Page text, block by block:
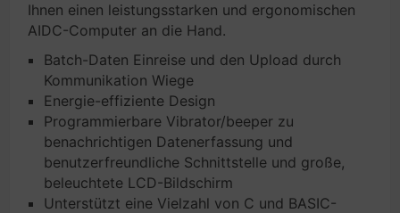
Ihnen einen leistungsstarken und ergonomischen
AIDC-Computer an die Hand.
Batch-Daten Einreise und den Upload durch
Kommunikation Wiege
Energie-effiziente Design
Programmierbare Vibrator/beeper zu
benachrichtigen Datenerfassung und
benutzerfreundliche Schnittstelle und große,
beleuchtete LCD-Bildschirm
Unterstützt eine Vielzahl von C und BASIC-